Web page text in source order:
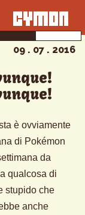
09 . 07 . 2016
è ovviamente
di Pokémon
da
qualcosa di
stupido che
anche